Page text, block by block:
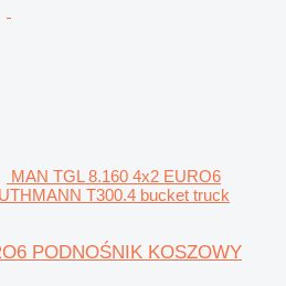
MAN TGL 8.160 4x2 EURO6
T300.4 bucket truck
PODNOŚNIK KOSZOWY